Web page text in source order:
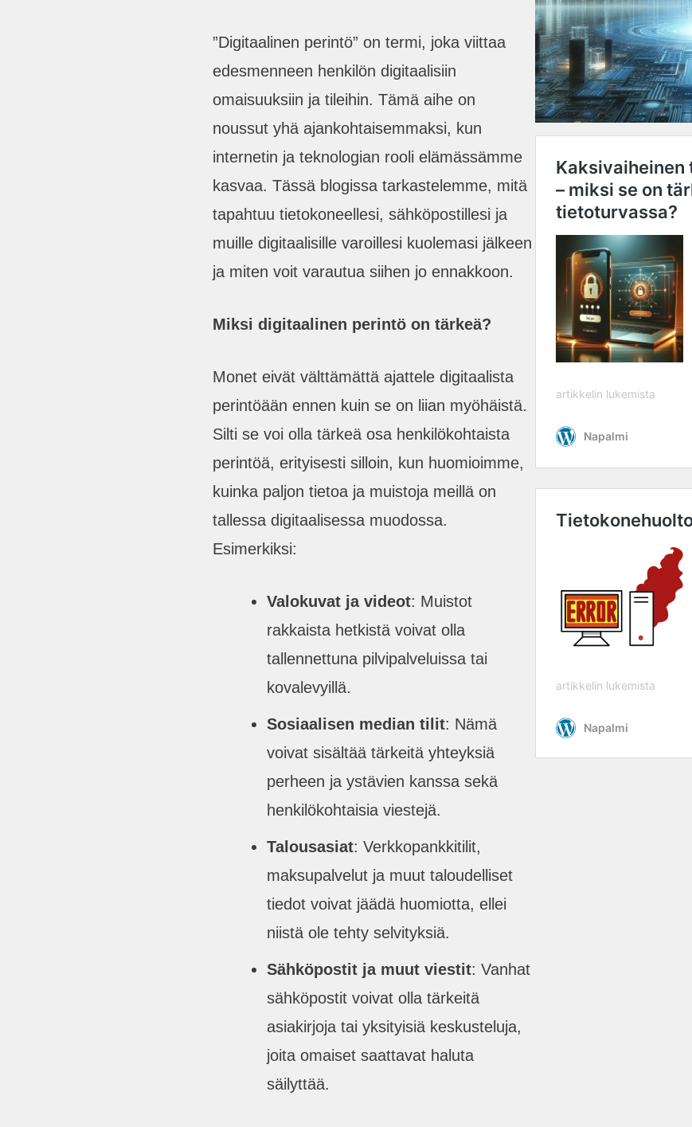
”Digitaalinen perintö” on termi, joka viittaa
edesmenneen henkilön digitaalisiin
omaisuuksiin ja tileihin. Tämä aihe on
noussut yhä ajankohtaisemmaksi, kun
internetin ja teknologian rooli elämässämme
kasvaa. Tässä blogissa tarkastelemme, mitä
tapahtuu tietokoneellesi, sähköpostillesi ja
muille digitaalisille varoillesi kuolemasi jälkeen
ja miten voit varautua siihen jo ennakkoon.
Miksi digitaalinen perintö on tärkeä?
Monet eivät välttämättä ajattele digitaalista
perintöään ennen kuin se on liian myöhäistä.
Silti se voi olla tärkeä osa henkilökohtaista
perintöä, erityisesti silloin, kun huomioimme,
kuinka paljon tietoa ja muistoja meillä on
tallessa digitaalisessa muodossa.
Esimerkiksi:
Valokuvat ja videot: Muistot
rakkaista hetkistä voivat olla
tallennettuna pilvipalveluissa tai
kovalevyillä.
Sosiaalisen median tilit: Nämä
voivat sisältää tärkeitä yhteyksiä
perheen ja ystävien kanssa sekä
henkilökohtaisia viestejä.
Talousasiat: Verkkopankkitilit,
maksupalvelut ja muut taloudelliset
tiedot voivat jäädä huomiotta, ellei
niistä ole tehty selvityksiä.
Sähköpostit ja muut viestit: Vanhat
sähköpostit voivat olla tärkeitä
asiakirjoja tai yksityisiä keskusteluja,
joita omaiset saattavat haluta
säilyttää.